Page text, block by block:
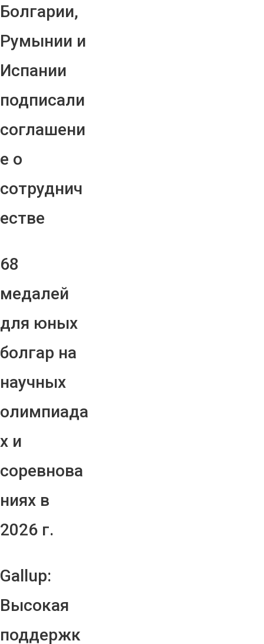
Болгарии,
Румынии и
Испании
подписали
соглашени
е о
сотруднич
естве
68
медалей
для юных
болгар на
научных
олимпиада
х и
соревнова
ниях в
2026 г.
Gallup:
Высокая
поддержк